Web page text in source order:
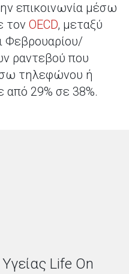
επικοινωνία μέσω
τον OECD, μεταξύ
Φεβρουαρίου/
ραντεβού που
τηλεφώνου ή
από 29% σε 38%.
Life On